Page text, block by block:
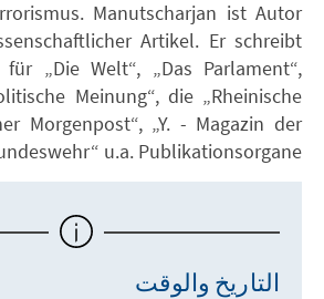
Manutscharjan ist Autor
Artikel. Er schreibt
„Die Welt“, „Das Parlament“,
Meinung“, die „Rheinische
Morgenpost“, „Y. - Magazin der
u.a. Publikationsorgane.
التاريخ والوقت